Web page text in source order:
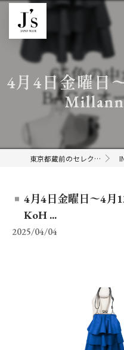
4月4日金曜日
東京都蔵前のセレクトショップならJ's
4月4日金曜日〜4月
KoH ...
2025/04/04